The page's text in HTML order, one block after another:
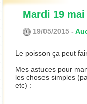
Mardi 19 mai
19/05/2015 -
Le poisson ça peut
Mes astuces pour
les choses simples
etc) :